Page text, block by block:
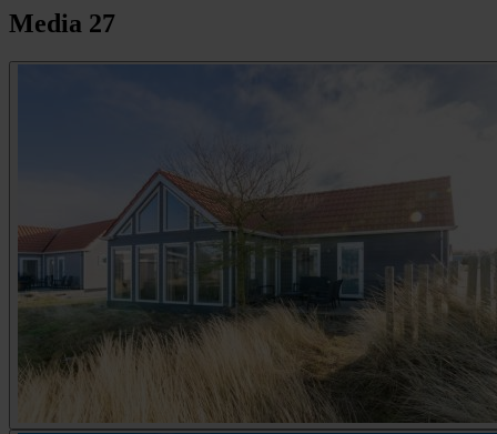
Media 27